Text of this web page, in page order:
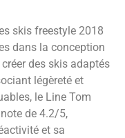
skis freestyle 2018
dans la conception
des skis adaptés
légèreté et
le Line Tom
de 4.2/5,
et sa